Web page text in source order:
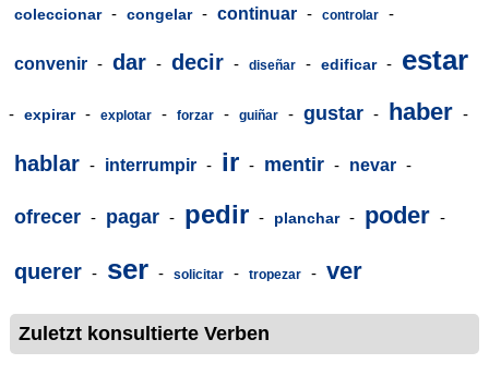
coleccionar - congelar - continuar - controlar -
convenir - dar - decir - diseñar - edificar - estar
- expirar - explotar - forzar - guiñar - gustar - haber -
hablar - interrumpir - ir - mentir - nevar -
ofrecer - pagar - pedir - planchar - poder -
querer - ser - solicitar - tropezar - ver
Zuletzt konsultierte Verben